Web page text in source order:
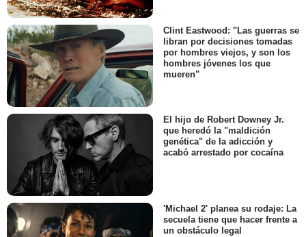
Clint Eastwood: "Las guerras se
libran por decisiones tomadas
por hombres viejos, y son los
hombres jóvenes los que
mueren"
El hijo de Robert Downey Jr.
que heredó la "maldición
genética" de la adicción y
acabó arrestado por cocaína
'Michael 2' planea su rodaje: La
secuela tiene que hacer frente a
un obstáculo legal